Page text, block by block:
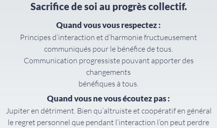
Sacrifice de soi au progrès collectif.
Quand vous vous respectez :
Principes d’interaction et d’harmonie fructueusement
communiqués pour le bénéfice de tous.
Communication progressiste pouvant apporter des
changements
bénéfiques à tous.
Quand vous ne vous écoutez pas :
Jupiter en détriment. Bien qu’altruiste et coopératif en général
le regret personnel que pendant l’interaction l’on peut perdre